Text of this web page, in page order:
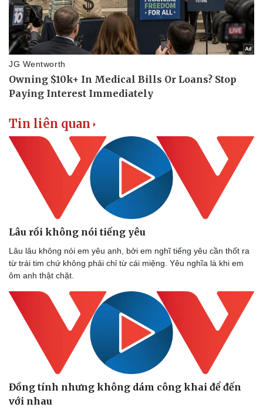
Doanh nhân
Vì cộng đồng
Trải nghiệm
Chuyển đổi số
Tin liên quan
Lâu rồi không nói tiếng yêu
Lâu lâu không nói em yêu anh, bởi em nghĩ tiếng yêu cần thốt ra
từ trái tim chứ không phải chỉ từ cái miệng. Yêu nghĩa là khi em
ôm anh thật chặt.
Đồng tính nhưng không dám công khai để đến
với nhau